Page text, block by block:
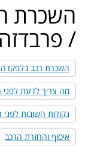
השכרת
/ פרבדזה
השכרת רכב בלפקדה
מה צריך לדעת
נקודות חשובות לפני
איסוף והחזרת הרכב